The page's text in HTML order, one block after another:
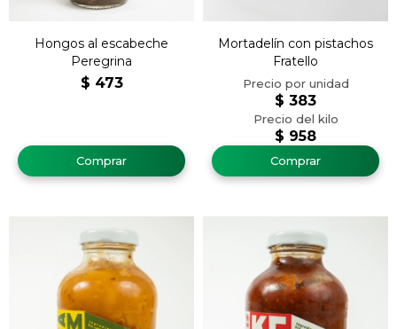
Hongos al escabeche
Peregrina
$ 473
Mortadelín con pistachos
Fratello
$ 958
$ 383